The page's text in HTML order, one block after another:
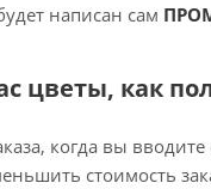
написан сам
как
когда вы
стоимость